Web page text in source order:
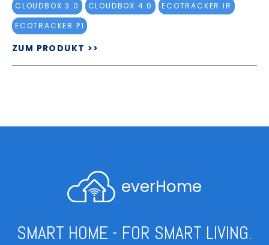
CLOUDBOX 3.0 CLOUDBOX 4.0
ECOTRACKER IR
ECOTRACKER P1
ZUM PRODUKT >>
everHome
SMART HOME - FOR SMART LIVING.